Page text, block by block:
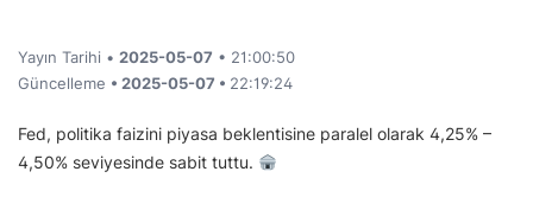
Yayın Tarihi • 2025-05-07 • 21:00:50
Güncelleme • 2025-05-07 • 22:19:24
Fed, politika faizini piyasa beklentisine paralel olarak 4,25% –
4,50% seviyesinde sabit tuttu.